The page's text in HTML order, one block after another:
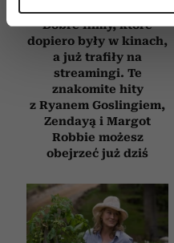
dane są przetwarzane
sekcji szczegółów. W
zmienić lub wycofać
Wykorzystujemy pliki
i reklam, aby oferować
analizować ruch w naszej
społecznościowym,
Partnerzy mogą połączyć
otrzymanymi od Ciebie
Dobre filmy, które
dopiero były w kinach,
a już trafiły na
streamingi. Te
znakomite hity
z Ryanem Goslingiem,
Zendayą i Margot
Robbie możesz
obejrzeć już dziś